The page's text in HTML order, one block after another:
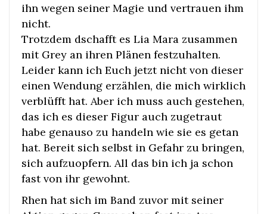
ihn wegen seiner Magie und vertrauen ihm
nicht.
Trotzdem dschafft es Lia Mara zusammen
mit Grey an ihren Plänen festzuhalten.
Leider kann ich Euch jetzt nicht von dieser
einen Wendung erzählen, die mich wirklich
verblüfft hat. Aber ich muss auch gestehen,
das ich es dieser Figur auch zugetraut
habe genauso zu handeln wie sie es getan
hat. Bereit sich selbst in Gefahr zu bringen,
sich aufzuopfern. All das bin ich ja schon
fast von ihr gewohnt.
Rhen hat sich im Band zuvor mit seiner